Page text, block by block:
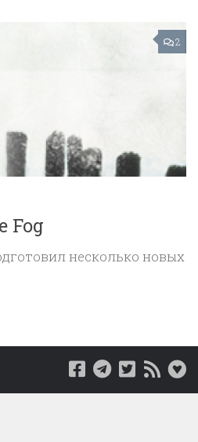
2
Fog
несколько новых